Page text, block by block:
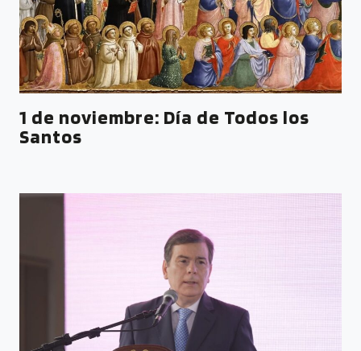
1 de noviembre: Día de Todos los
Santos